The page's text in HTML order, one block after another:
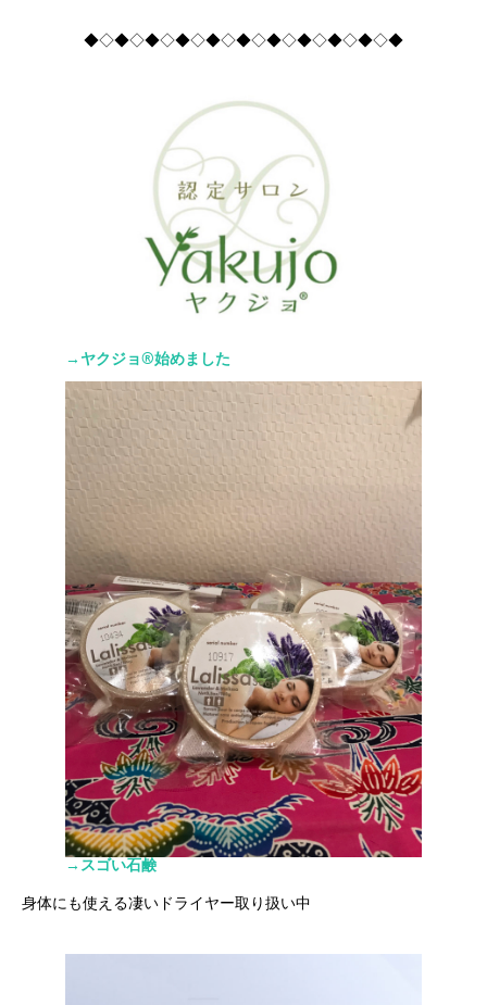
◆◇◆◇◆◇◆◇◆◇◆◇◆◇◆◇◆◇◆◇◆
→ヤクジョ®︎始めました
→スゴい石鹸
身体にも使える凄いドライヤー取り扱い中